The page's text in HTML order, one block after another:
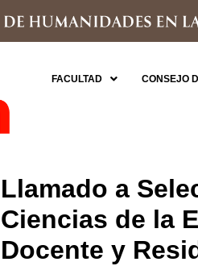
FACULTAD CONSEJO
Llamado a
Ciencias de la
Docente y